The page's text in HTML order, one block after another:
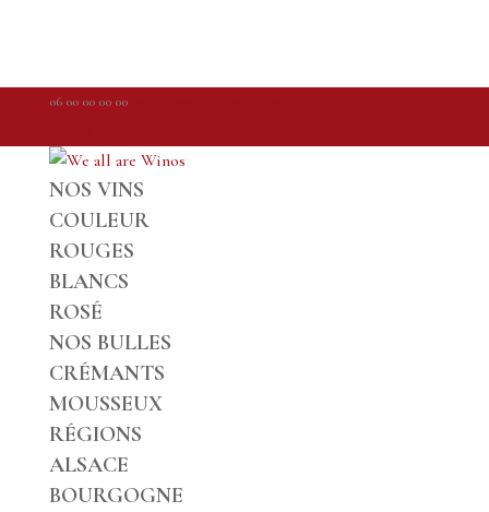
06 00 00 00 00
NOS VINS
COULEUR
ROUGES
BLANCS
ROSÉ
NOS BULLES
CRÉMANTS
MOUSSEUX
RÉGIONS
ALSACE
BOURGOGNE